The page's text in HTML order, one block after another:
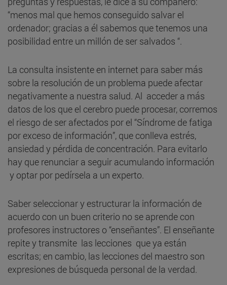
“menos mal que hemos conseguido salvar el
ordenador; gracias a él sabemos que tenemos una
posibilidad entre un millón de ser salvados “.
La consulta insistente en internet para saber más
sobre la resolución de un problema puede afectar
negativamente a nuestra salud. Al acceder a más
datos de los que el cerebro puede procesar, corremos
el riesgo de ser afectados por el “Síndrome de fatiga
por exceso de información”, que conlleva estrés,
ansiedad y pérdida de concentración. Para evitarlo
hay que renunciar a seguir acumulando información
y optar por pedírsela a un experto.
Saber seleccionar y estructurar la información de
acuerdo con un buen criterio no se aprende con
profesores instructores o “enseñantes”. El enseñante
repite y transmite las lecciones que ya están
escritas; en cambio, las lecciones del maestro son
expresiones de búsqueda personal de la verdad.